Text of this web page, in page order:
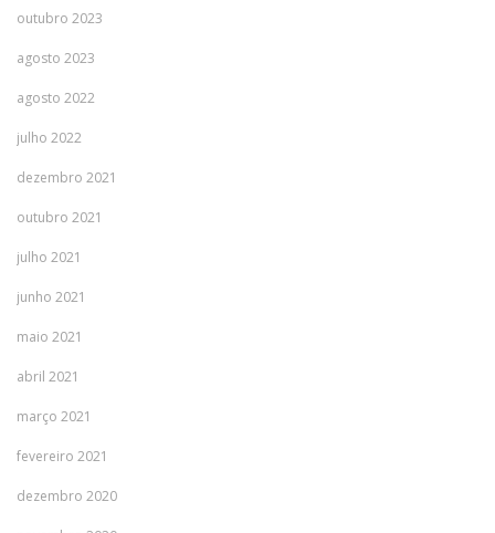
outubro 2023
agosto 2023
agosto 2022
julho 2022
dezembro 2021
outubro 2021
julho 2021
junho 2021
maio 2021
abril 2021
março 2021
fevereiro 2021
dezembro 2020